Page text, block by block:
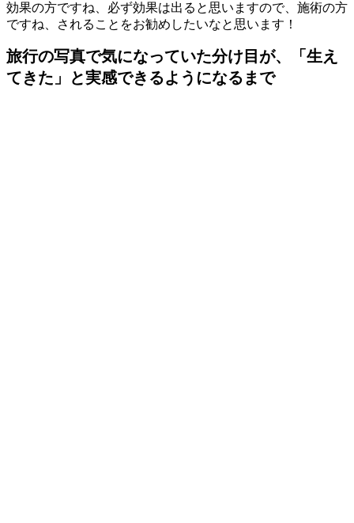
効果の方ですね、必ず効果は出ると思いますので、施術の方
ですね、されることをお勧めしたいなと思います！
旅行の写真で気になっていた分け目が、「生え
てきた」と実感できるようになるまで